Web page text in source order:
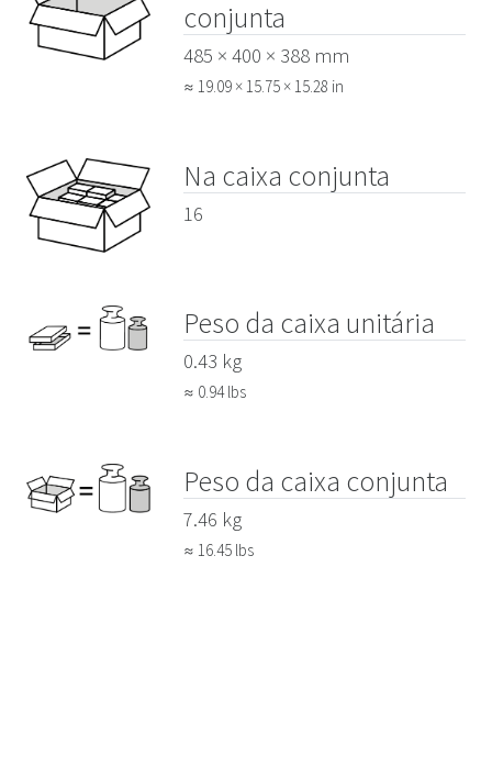
conjunta
485 × 400 × 388 mm
≈ 19.09 × 15.75 × 15.28 in
Na caixa conjunta
16
Peso da caixa unitária
0.43 kg
≈ 0.94 lbs
Peso da caixa conjunta
7.46 kg
≈ 16.45 lbs